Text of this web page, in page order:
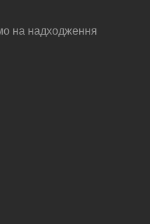
на надходження